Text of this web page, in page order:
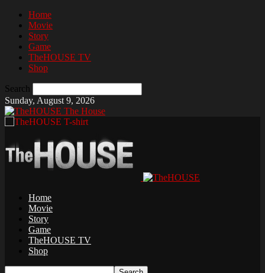
Home
Movie
Story
Game
TheHOUSE TV
Shop
Search
Sunday, August 9, 2026
The House
Home
Movie
Story
Game
TheHOUSE TV
Shop